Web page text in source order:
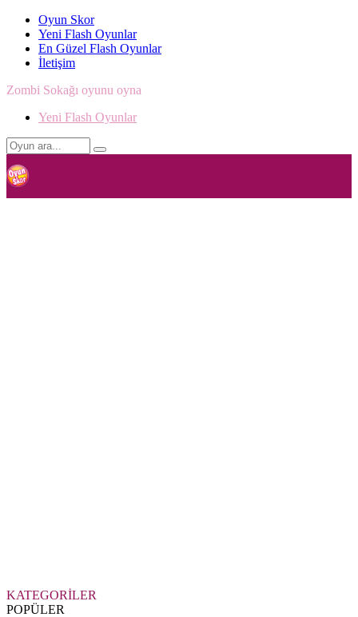
Oyun Skor
Yeni Flash Oyunlar
En Güzel Flash Oyunlar
İletişim
Zombi Sokağı oyunu oyna
Yeni Flash Oyunlar
KATEGORİLER
POPÜLER